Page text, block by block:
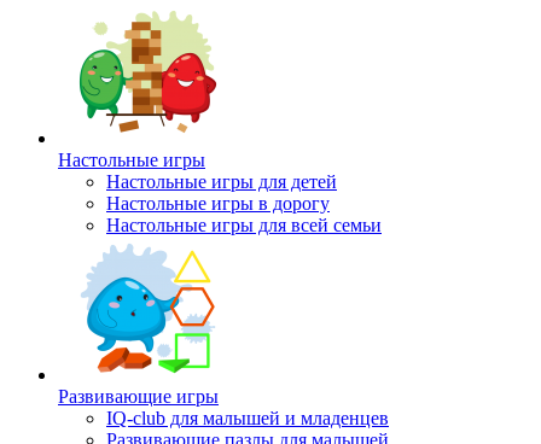
Настольные игры
Настольные игры для детей
Настольные игры в дорогу
Настольные игры для всей семьи
Развивающие игры
IQ-club для малышей и младенцев
Развивающие пазлы для малышей